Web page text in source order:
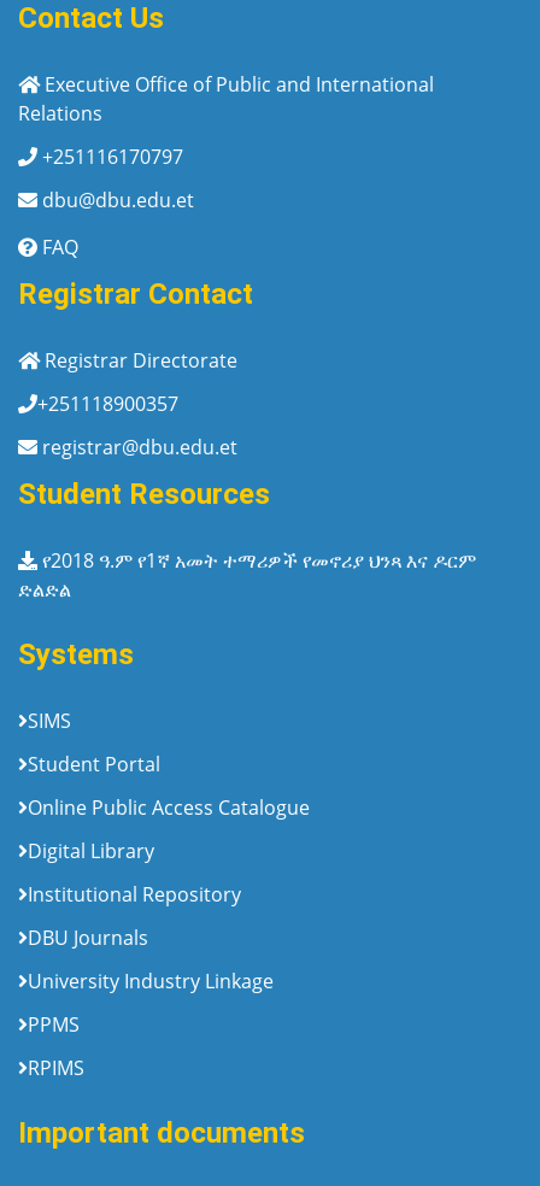
Contact Us
Executive Office of Public and International
Relations
+251116170797
dbu@dbu.edu.et
FAQ
Registrar Contact
Registrar Directorate
+251118900357
registrar@dbu.edu.et
Student Resources
የ2018 ዓ.ም የ1ኛ አመት ተማሪዎች የመኖሪያ ህንጻ እና ዶርም
ድልድል
Systems
SIMS
Student Portal
Online Public Access Catalogue
Digital Library
Institutional Repository
DBU Journals
University Industry Linkage
PPMS
RPIMS
Important documents